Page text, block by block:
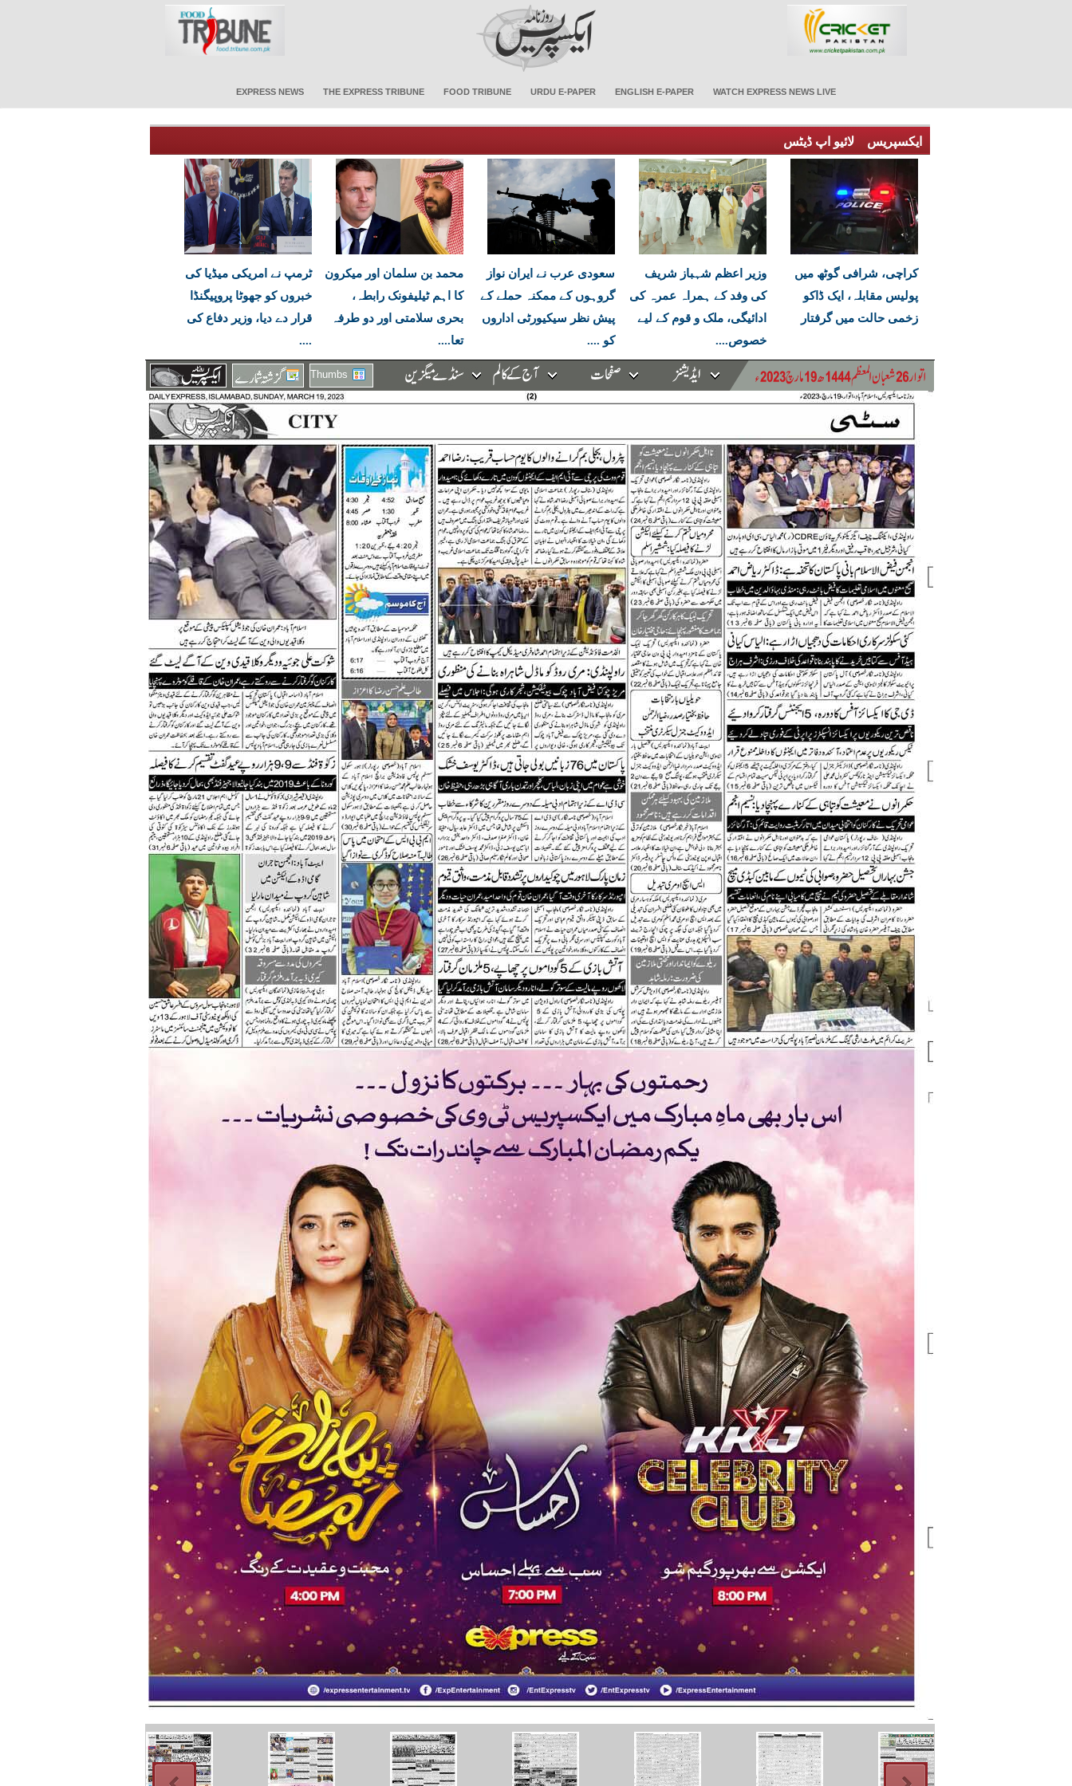
EXPRESS NEWS THE EXPRESS TRIBUNE FOOD TRIBUNE URDU E-PAPER ENGLISH E-PAPER WATCH EXPRESS NEWS LIVE
ایکسپریس لائیو اپ ڈیٹس
کراچی، شرافی گوٹھ میں
پولیس مقابلہ، ایک ڈاکو
زخمی حالت میں گرفتار
وزیر اعظم شہباز شریف
کی وفد کے ہمراہ عمرہ کی
ادائیگی، ملک و قوم کے لیے
خصوص....
سعودی عرب نے ایران نواز
گروہوں کے ممکنہ حملے کے
پیش نظر سیکیورٹی اداروں
کو ....
محمد بن سلمان اور میکرون
کا اہم ٹیلیفونک رابطہ،
بحری سلامتی اور دو طرفہ
تعا....
ٹرمپ نے امریکی میڈیا کی
خبروں کو جھوٹا پروپیگنڈا
قرار دے دیا، وزیر دفاع کی
....
Thumbs